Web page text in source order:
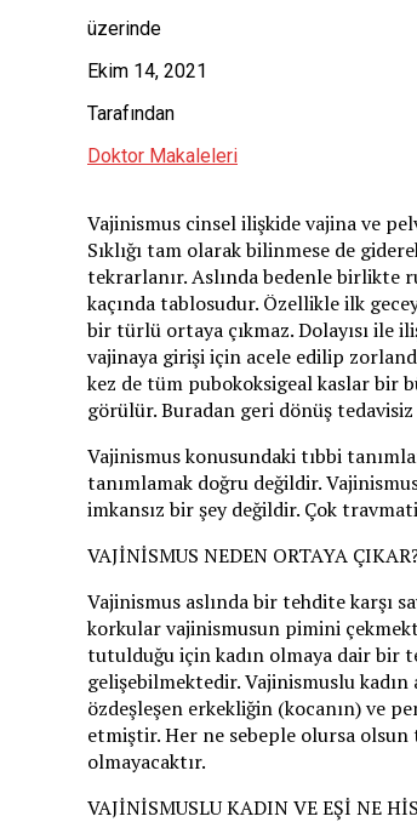
üzerinde
Ekim 14, 2021
Tarafından
Doktor Makaleleri
Vajinismus cinsel ilişkide vajina ve
Sıklığı tam olarak bilinmese de
tekrarlanır. Aslında bedenle birlikte
kaçında tablosudur. Özellikle ilk
bir türlü ortaya çıkmaz. Dolayısı ile
vajinaya girişi için acele edilip
kez de tüm pubokoksigeal kaslar bir
görülür. Buradan geri dönüş
Vajinismus konusundaki tıbbi
tanımlamak doğru değildir.
imkansız bir şey değildir. Çok
VAJİNİSMUS NEDEN ORTAYA
Vajinismus aslında bir tehdite karşı
korkular vajinismusun pimini
tutulduğu için kadın olmaya dair bir
gelişebilmektedir. Vajinismuslu kadın
özdeşleşen erkekliğin (kocanın) ve
etmiştir. Her ne sebeple olursa
olmayacaktır.
VAJİNİSMUSLU KADIN VE EŞİ NE